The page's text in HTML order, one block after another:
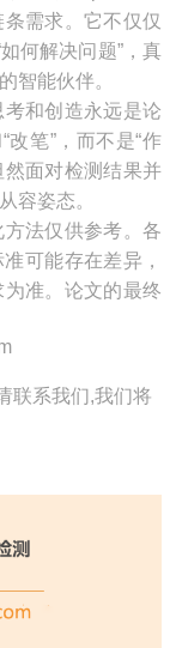
需求。它不仅仅
何解决问题”，真
智能伙伴。
和创造永远是论
改笔”，而不是“作
然面对检测结果并
容姿态。
法仅供参考。各
可能存在差异，
准。论文的最终
联系我们,我们将